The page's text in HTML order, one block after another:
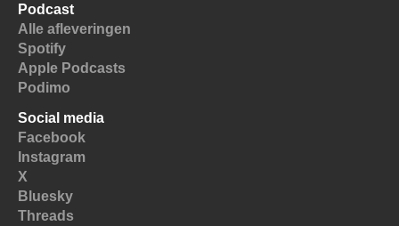
Podcast
Alle afleveringen
Spotify
Apple Podcasts
Podimo
Social media
Facebook
Instagram
X
Bluesky
Threads